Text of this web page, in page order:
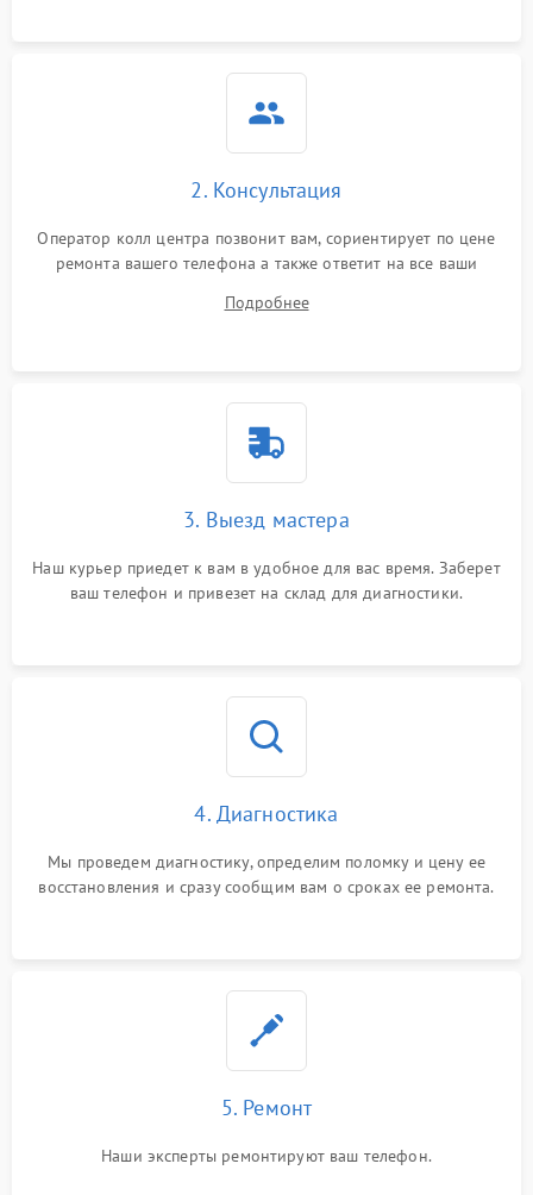
2. Консультация
Оператор колл центра позвонит вам, сориентирует по цене
ремонта вашего телефона а также ответит на все ваши
Подробнее
3. Выезд мастера
Наш курьер приедет к вам в удобное для вас время. Заберет
ваш телефон и привезет на склад для диагностики.
4. Диагностика
Мы проведем диагностику, определим поломку и цену ее
восстановления и сразу сообщим вам о сроках ее ремонта.
5. Ремонт
Наши эксперты ремонтируют ваш телефон.